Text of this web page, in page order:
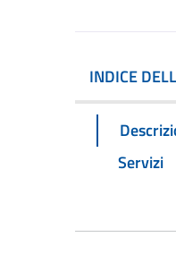
INDICE
Servizi